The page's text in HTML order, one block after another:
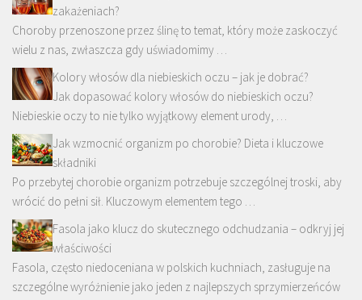
zakażeniach?
Choroby przenoszone przez ślinę to temat, który może zaskoczyć
wielu z nas, zwłaszcza gdy uświadomimy …
Kolory włosów dla niebieskich oczu – jak je dobrać?
Jak dopasować kolory włosów do niebieskich oczu?
Niebieskie oczy to nie tylko wyjątkowy element urody, …
Jak wzmocnić organizm po chorobie? Dieta i kluczowe
składniki
Po przebytej chorobie organizm potrzebuje szczególnej troski, aby
wrócić do pełni sił. Kluczowym elementem tego …
Fasola jako klucz do skutecznego odchudzania – odkryj jej
właściwości
Fasola, często niedoceniana w polskich kuchniach, zasługuje na
szczególne wyróżnienie jako jeden z najlepszych sprzymierzeńców